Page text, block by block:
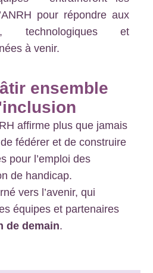
pour répondre aux
technologiques et
à venir.
ensemble
affirme plus que jamais
fédérer et de construire
pour l’emploi des
de handicap.
vers l’avenir, qui
équipes et partenaires
de demain.